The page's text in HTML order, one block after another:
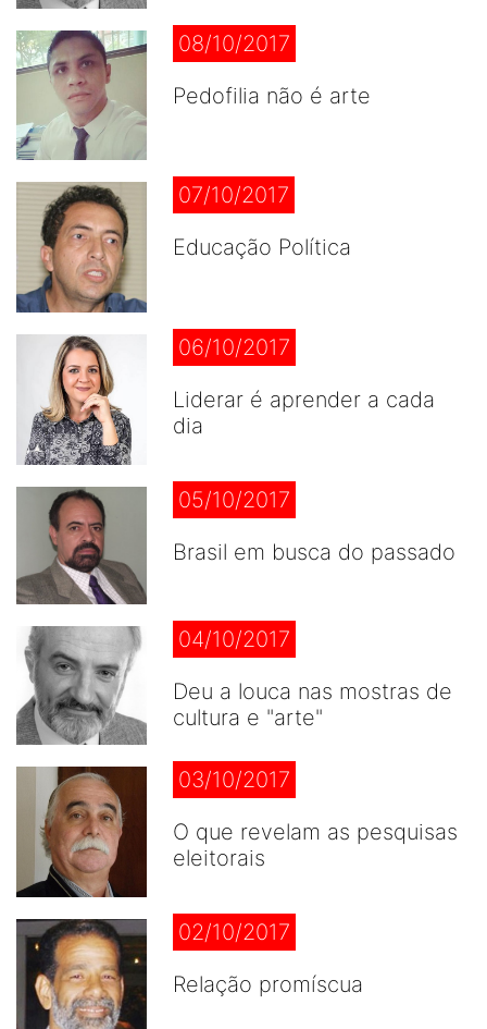
08/10/2017
Pedofilia não é arte
07/10/2017
Educação Política
06/10/2017
Liderar é aprender a cada
dia
05/10/2017
Brasil em busca do passado
04/10/2017
Deu a louca nas mostras de
cultura e "arte"
03/10/2017
O que revelam as pesquisas
eleitorais
02/10/2017
Relação promíscua